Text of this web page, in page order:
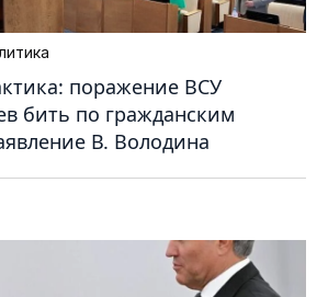
поражение ВСУ
бить по гражданским
В. Володина